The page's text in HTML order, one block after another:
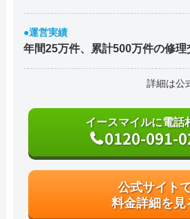
●運営実績
年間25万件、累計500万件の修理
詳細は公
イースマイルに電話
0120-091-
公式サイト
料金詳細を見